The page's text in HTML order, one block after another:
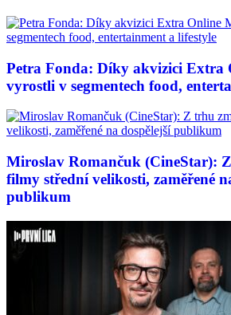
Petra Fonda: Díky akvizici Extra
vyrostli v segmentech food,
Miroslav Romančuk (CineStar):
filmy střední velikosti, zaměřené
publikum